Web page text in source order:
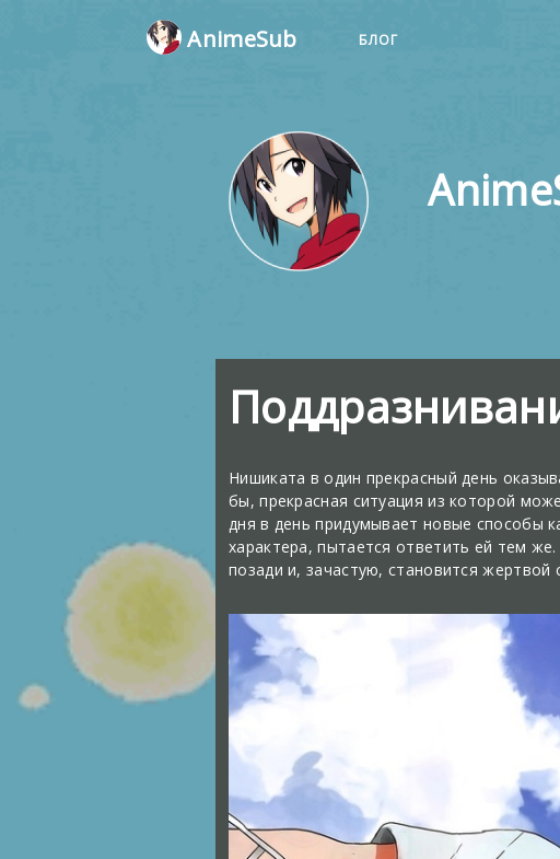
AnimeSub БЛОГ
Нишиката в один прекрасный день
бы, прекрасная ситуация из которой
дня в день придумывает новые способы
характера, пытается ответить ей тем
позади и, зачастую, становится